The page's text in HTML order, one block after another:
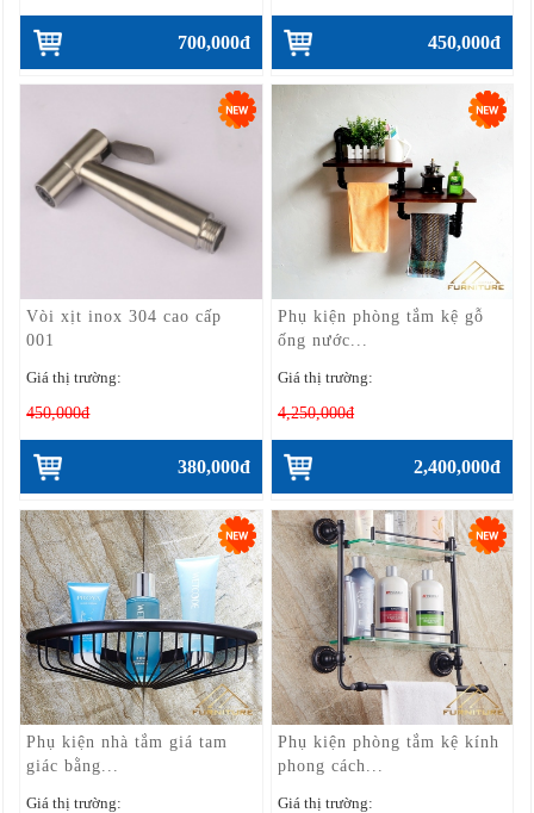
700,000đ 450,000đ
Vòi xịt inox 304 cao cấp
001
Giá thị trường:
450,000đ
380,000đ
Phụ kiện phòng tắm kệ gỗ
ống nước...
Giá thị trường:
4,250,000đ
2,400,000đ
Phụ kiện nhà tắm giá tam
giác bằng...
Giá thị trường:
Phụ kiện phòng tắm kệ kính
phong cách...
Giá thị trường: